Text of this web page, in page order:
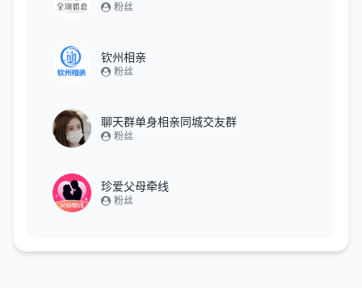
粉丝
钦州相亲
粉丝
聊天群单身相亲同城交友群
粉丝
珍爱父母牵线
粉丝